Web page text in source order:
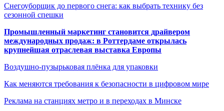
Снегоуборщик до первого снега: как выбрать технику без
сезонной спешки
Промышленный маркетинг становится драйвером
международных продаж: в Роттердаме открылась
крупнейшая отраслевая выставка Европы
Воздушно-пузырьковая плёнка для упаковки
Как меняются требования к безопасности в цифровом мире
Реклама на станциях метро и в переходах в Минске